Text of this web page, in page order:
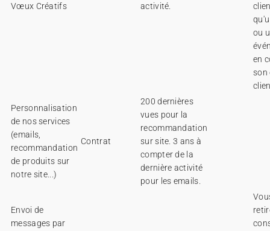
Vœux Créatifs
activité.
ou
en
son
Personnalisation
de nos services
(emails,
recommandation
de produits sur
notre site...)
Contrat
200 dernières
vues pour la
recommandation
sur site. 3 ans à
compter de la
dernière activité
pour les emails.
Envoi de
messages par